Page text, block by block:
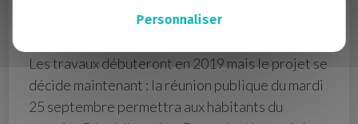
Dernière phase avant travaux
Les travaux débuteront en 2019 mais le projet se
décide maintenant : la réunion publique du mardi
25 septembre permettra aux habitants du
Personnaliser